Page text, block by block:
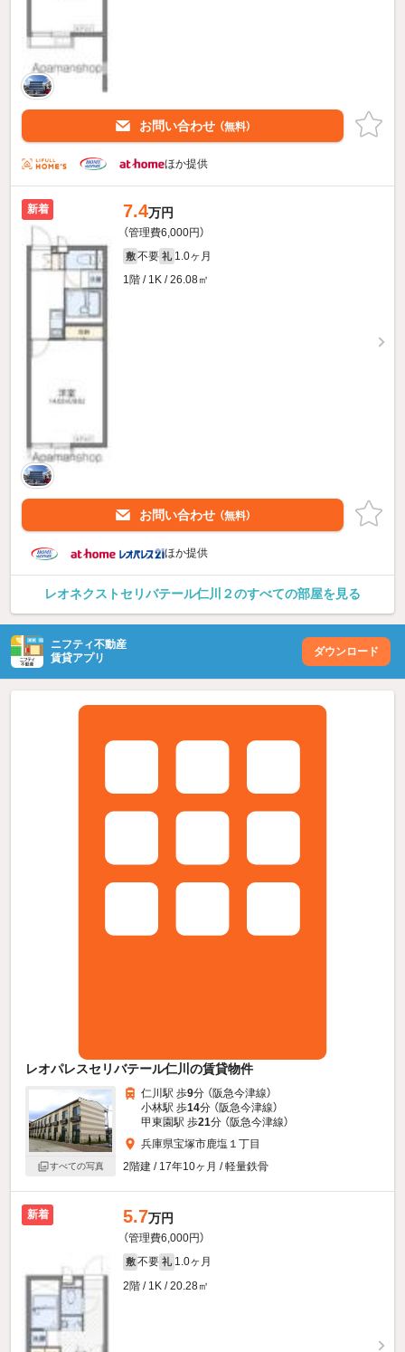
お問い合わせ （無料）
ほか提供
新着 7.4万円
（管理費6,000円）
敷 不要 礼 1.0ヶ月
1階 / 1K / 26.08㎡
お問い合わせ （無料）
ほか提供
レオネクストセリバテール仁川２のすべての部屋を見る
ニフティ不動産
賃貸アプリ
ダウンロード
レオパレスセリバテール仁川の賃貸物件
すべての写真
仁川駅 歩9分 （阪急今津線）
小林駅 歩14分 （阪急今津線）
甲東園駅 歩21分 （阪急今津線）
兵庫県宝塚市鹿塩１丁目
2階建 / 17年10ヶ月 / 軽量鉄骨
新着 5.7万円
（管理費6,000円）
敷 不要 礼 1.0ヶ月
2階 / 1K / 20.28㎡